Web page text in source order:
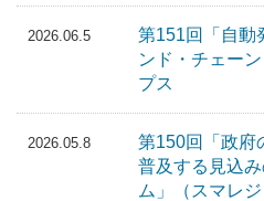
2026.06.5
第151回「自動
ンド・チェー
プス
2026.05.8
第150回「政府
普及する見込
ム」（スマレジ